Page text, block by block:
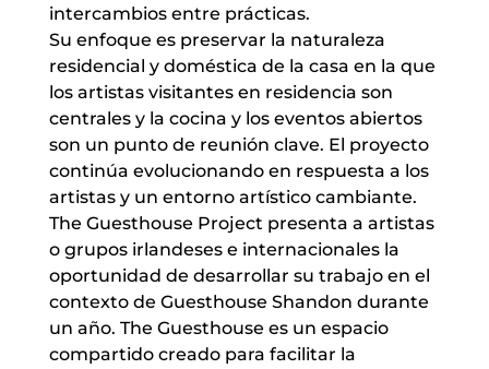
intercambios entre prácticas.
Su enfoque es preservar la naturaleza
residencial y doméstica de la casa en la que
los artistas visitantes en residencia son
centrales y la cocina y los eventos abiertos
son un punto de reunión clave. El proyecto
continúa evolucionando en respuesta a los
artistas y un entorno artístico cambiante.
The Guesthouse Project presenta a artistas
o grupos irlandeses e internacionales la
oportunidad de desarrollar su trabajo en el
contexto de Guesthouse Shandon durante
un año. The Guesthouse es un espacio
compartido creado para facilitar la